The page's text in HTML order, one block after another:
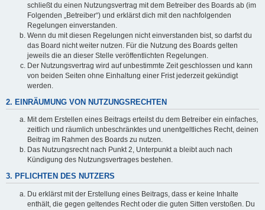
schließt du einen Nutzungsvertrag mit dem Betreiber des Boards ab (im
Folgenden „Betreiber“) und erklärst dich mit den nachfolgenden
Regelungen einverstanden.
Wenn du mit diesen Regelungen nicht einverstanden bist, so darfst du
das Board nicht weiter nutzen. Für die Nutzung des Boards gelten
jeweils die an dieser Stelle veröffentlichten Regelungen.
Der Nutzungsvertrag wird auf unbestimmte Zeit geschlossen und kann
von beiden Seiten ohne Einhaltung einer Frist jederzeit gekündigt
werden.
2. EINRÄUMUNG VON NUTZUNGSRECHTEN
Mit dem Erstellen eines Beitrags erteilst du dem Betreiber ein einfaches,
zeitlich und räumlich unbeschränktes und unentgeltliches Recht, deinen
Beitrag im Rahmen des Boards zu nutzen.
Das Nutzungsrecht nach Punkt 2, Unterpunkt a bleibt auch nach
Kündigung des Nutzungsvertrages bestehen.
3. PFLICHTEN DES NUTZERS
Du erklärst mit der Erstellung eines Beitrags, dass er keine Inhalte
enthält, die gegen geltendes Recht oder die guten Sitten verstoßen. Du